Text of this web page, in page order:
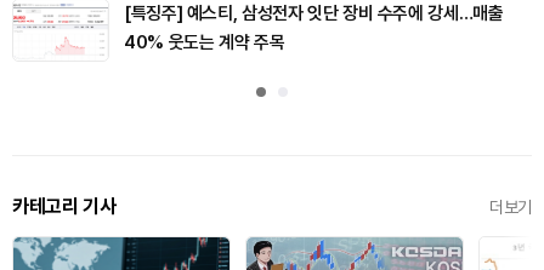
[특징주] 예스티, 삼성전자 잇단 장비 수주에 강세…매출
40% 웃도는 계약 주목
카테고리 기사 더보기